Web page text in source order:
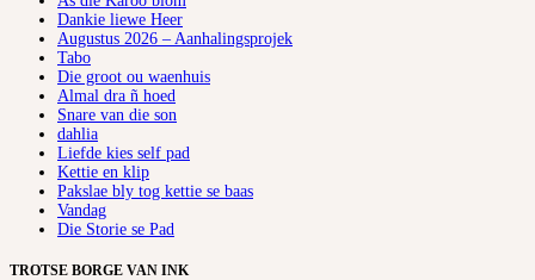
Dankie liewe Heer
Augustus 2026 – Aanhalingsprojek
Tabo
Die groot ou waenhuis
Almal dra ñ hoed
Snare van die son
dahlia
Liefde kies self pad
Kettie en klip
Pakslae bly tog kettie se baas
Vandag
Die Storie se Pad
TROTSE BORGE VAN INK